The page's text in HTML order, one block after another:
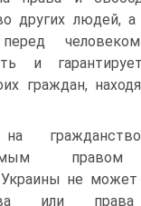
других людей, а
перед
и
граждан,
правом
Украины не
или